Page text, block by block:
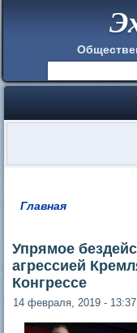
Главная
Упрямое
агрессией
Конгрессе
14 февраля, 2019 - 13:37